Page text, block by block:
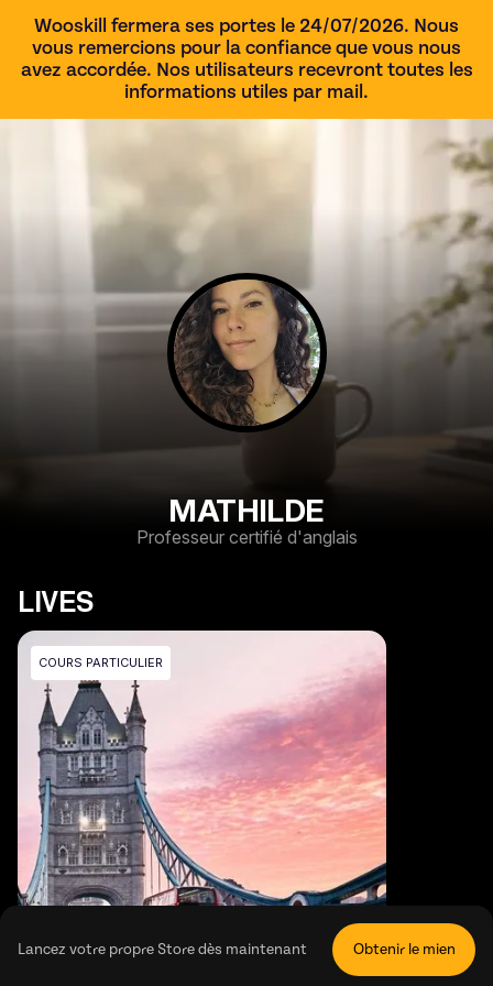
Wooskill fermera ses portes le 24/07/2026. Nous
vous remercions pour la confiance que vous nous
avez accordée. Nos utilisateurs recevront toutes les
informations utiles par mail.
MATHILDE
Professeur certifié d'anglais
LIVES
COURS PARTICULIER
Lancez votre propre Store dès maintenant Obtenir le mien